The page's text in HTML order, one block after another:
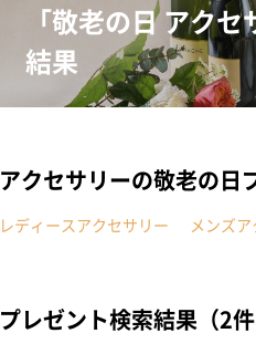
「敬老の日 アク
結果
アクセサリーの敬老の日
レディースアクセサリー メンズ
プレゼント検索結果（2件